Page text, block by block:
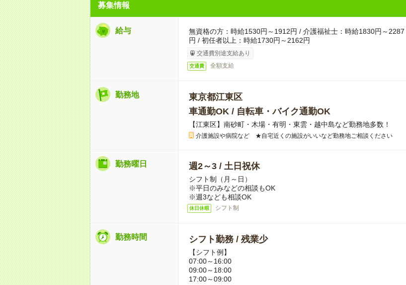
募集情報
給与
無資格の方：時給1530円～1912円 / 介護福祉士：時給1830円～2287
円 / 初任者以上：時給1730円～2162円
交通費別途支給あり
交通費 全額支給
勤務地
東京都江東区
車通勤OK / 自転車・バイク通勤OK
【江東区】南砂町・木場・有明・東雲・越中島など勤務地多数！
介護施設や病院など ★自宅近くの施設がいいなど勤務地ご相談ください
勤務曜日 週2～3 / 土日祝休
シフト制（月～日）
※平日のみなどの相談もOK
※週3なども相談OK
休日休暇 シフト制
勤務時間 シフト勤務 / 残業少
【シフト例】
07:00～16:00
09:00～18:00
17:00～09:00